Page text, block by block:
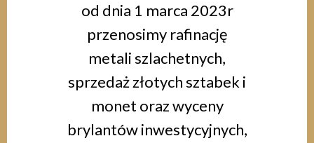
od dnia 1 marca 2023r
przenosimy rafinację
metali szlachetnych,
sprzedaż złotych sztabek i
monet oraz wyceny
brylantów inwestycyjnych,